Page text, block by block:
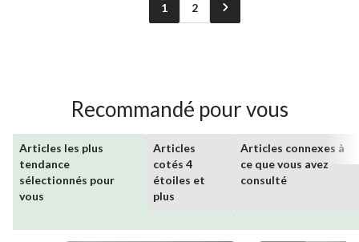
1 2
Recommandé pour vous
Articles les plus
tendance
sélectionnés pour
vous
Articles
cotés 4
étoiles et
plus
Articles connexes à
ce que vous avez
consulté